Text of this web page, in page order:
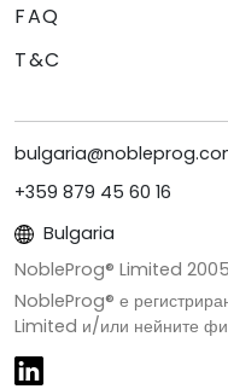
FAQ
T&C
+359 879 45 60 16
Bulgaria
NobleProg® Limited
NobleProg® е
Limited и/или нейните